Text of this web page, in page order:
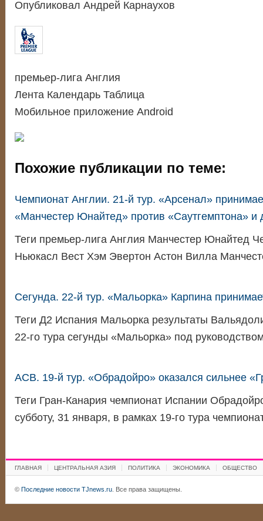
Опубликовал Андрей Карнаухов
премьер-лига Англия
Лента Календарь Таблица
Мобильное приложение Android
Похожие публикации по теме:
Чемпионат Англии. 21-й тур. «Арсенал»
«Манчестер Юнайтед» против «Саутгемптона» и
Теги премьер-лига Англия Манчестер Юнайтед
Ньюкасл Вест Хэм Эвертон Астон Вилла
Сегунда. 22-й тур. «Мальорка» Карпина
Теги Д2 Испания Мальорка результаты
22-го тура сегунды «Мальорка» под
ACB. 19-й тур. «Обрадойро» оказался сильнее
Теги Гран-Канария чемпионат Испании
субботу, 31 января, в рамках 19-го тура
ГЛАВНАЯ ЦЕНТРАЛЬНАЯ АЗИЯ ПОЛИТИКА ЭКОНОМИКА ОБЩЕСТВО
© Последние новости TJnews.ru. Все права защищены.